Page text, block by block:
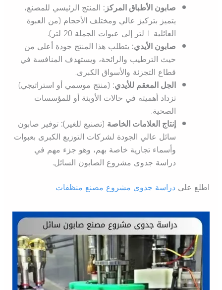
صابون الأطباق المركز:المنتج الرئيسي للمصنع،
يتميز بتركيز عالي ومختلف الأحجام (من العبوة
العائلية 1 لتر إلى عبوات الجملة 20 لتر).
صابون الأيدي:يتطلب هذا المنتج جودة أعلى من
حيث الترطيب والرائحة، ويستهدف المنافسة في
قطاع التجزئة والأسواق الكبرى.
الجل المعقم للأيدي:(منتج موسمي أو استراتيجي)
تزداد أهميته في حالات الأوبئة أو للمؤسسات
الصحية.
إنتاج العلامات الخاصة(تصنيع للغير):توفير صابون
سائل عالي الجودة لشركات التوزيع الكبرى بعبوات
وأسماء تجارية خاصة بهم، وهو جزء مهم في
دراسة جدوى مشروع الصابون السائل.
اطلع على دراسة جدوى مشروع مصنع منظفات